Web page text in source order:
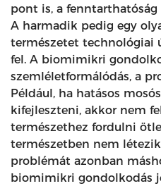
pont is, a fenntarthatóság
A harmadik pedig egy
természetet technológiai
fel. A biomimikri
szemléletformálódás, a
Például, ha hatásos
kifejleszteni, akkor nem
természethez fordulni
természetben nem létezik
problémát azonban
biomimikri gondolkodás